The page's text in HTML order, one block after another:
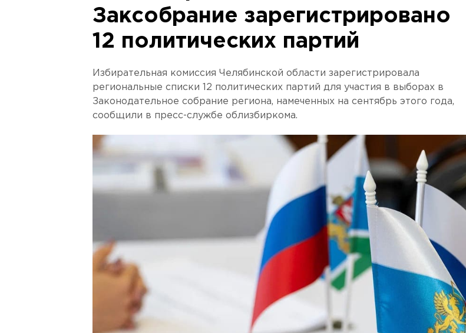
Заксобрание зарегистрировано
12 политических партий
Избирательная комиссия Челябинской области зарегистрировала
региональные списки 12 политических партий для участия в выборах в
Законодательное собрание региона, намеченных на сентябрь этого года,
сообщили в пресс-службе облизбиркома.